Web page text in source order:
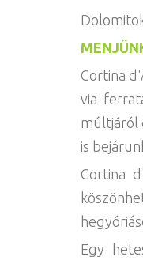
Cortina
via
múltjáról
is
Cortina
Egy